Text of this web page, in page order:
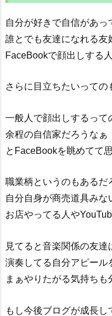
自分が好きで自信があっ
誰とでも友達になれる友
FaceBookで顔出しする
さらに目立ちたいっての
一般人で顔出しするって
余程の自信家だろうなぁ
とFaceBookを眺めてて
職業柄というのもあるだ
自分自身が商売道具みな
お店やってる人や
見てると音楽関係の友達
演奏してる自分アピー
まぁやりたがる気持ちも
もし今後ブログが成長し